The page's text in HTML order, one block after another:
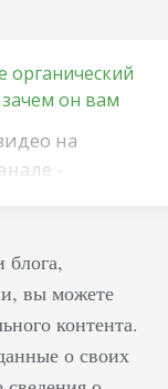
органический
он вам
на
-
нужна
поисковик,
запрос.
блога,
вы можете
контента.
о своих